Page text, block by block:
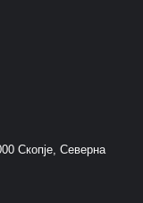
Скопје, Северна